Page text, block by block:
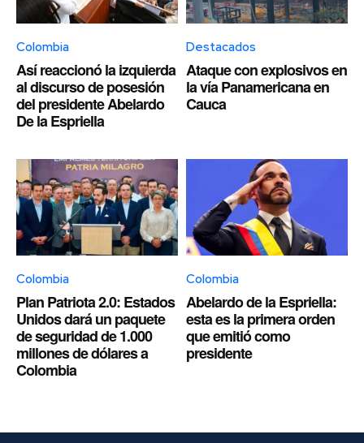
Colombia
Así reaccionó la izquierda
al discurso de posesión
del presidente Abelardo
De la Espriella
Destacados
Ataque con explosivos en
la vía Panamericana en
Cauca
Colombia
Plan Patriota 2.0: Estados
Unidos dará un paquete
de seguridad de 1.000
millones de dólares a
Colombia
Colombia
Abelardo de la Espriella:
esta es la primera orden
que emitió como
presidente